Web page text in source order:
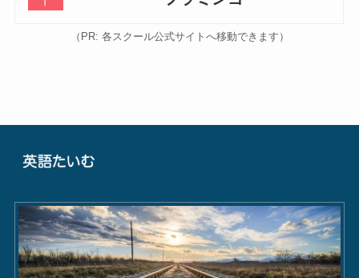
（PR: 各スクール公式サイトへ移動できます）